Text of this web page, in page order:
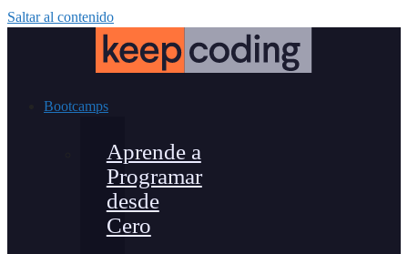
Saltar al contenido
Bootcamps
Aprende a
Programar
desde
Cero